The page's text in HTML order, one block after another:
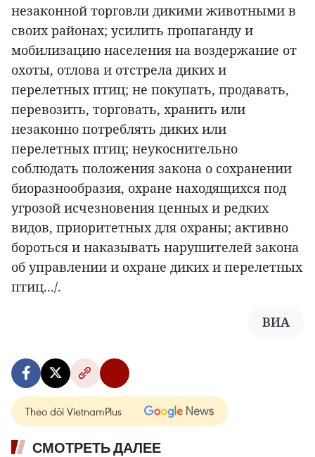
незаконной торговли дикими животными в
своих районах; усилить пропаганду и
мобилизацию населения на воздержание от
охоты, отлова и отстрела диких и
перелетных птиц; не покупать, продавать,
перевозить, торговать, хранить или
незаконно потреблять диких или
перелетных птиц; неукоснительно
соблюдать положения закона о сохранении
биоразнообразия, охране находящихся под
угрозой исчезновения ценных и редких
видов, приоритетных для охраны; активно
бороться и наказывать нарушителей закона
об управлении и охране диких и перелетных
птиц.../.
ВИА
Theo dõi VietnamPlus
СМОТРЕТЬ ДАЛЕЕ